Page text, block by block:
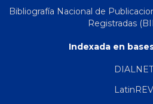
Bibliografía Nacional de
Registradas
Indexada en
DIALNET
LatinREV